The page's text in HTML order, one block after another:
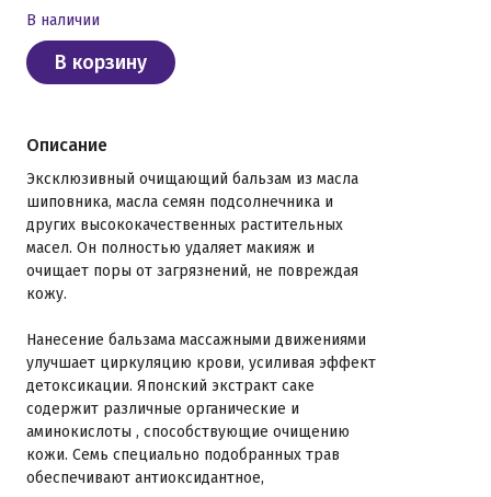
В наличии
В корзину
Описание
Эксклюзивный очищающий бальзам из масла
шиповника, масла семян подсолнечника и
других высококачественных растительных
масел. Он полностью удаляет макияж и
очищает поры от загрязнений, не повреждая
кожу.
Нанесение бальзама массажными движениями
улучшает циркуляцию крови, усиливая эффект
детоксикации. Японский экстракт саке
содержит различные органические и
аминокислоты , способствующие очищению
кожи. Семь специально подобранных трав
обеспечивают антиоксидантное,